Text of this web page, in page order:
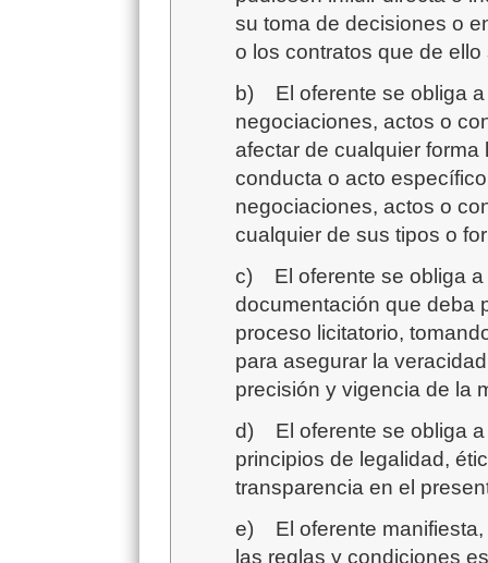
su toma de decisiones o
o los contratos que de ello
b)
El oferente se obliga
negociaciones, actos o
afectar de cualquier
conducta o acto
negociaciones, actos o
cualquier de sus tipos o
c)
El oferente se obliga
documentación que deba
proceso licitatorio,
para asegurar la
precisión y vigencia de la
d)
El oferente se obliga
principios de legalidad,
transparencia en el
e)
El oferente
las reglas y condiciones